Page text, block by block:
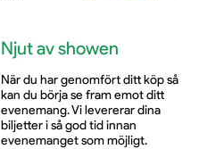
Njut av showen
När du har genomfört ditt köp så
kan du börja se fram emot ditt
evenemang. Vi levererar dina
biljetter i så god tid innan
evenemanget som möjligt.